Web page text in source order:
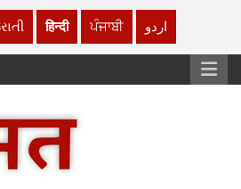
हिन्दी ਪੰਜਾਬੀ اردو